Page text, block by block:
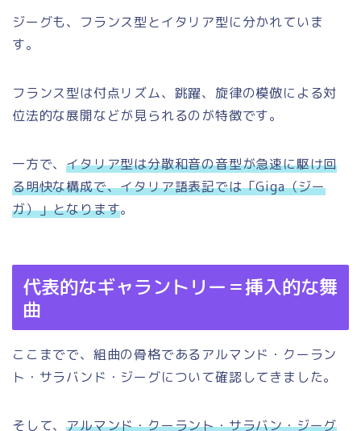
ジーグも、フランス型とイタリア型に分かれていま
す。
フランス型は付点リズム、跳躍、旋律の模倣による対
位法的な展開などが見られるのが特徴です。
一方で、イタリア型は分散和音の音型が急速に駆け回
る明快な構成で、イタリア語表記では「Giga（ジー
ガ）」となります。
代表的なギャラントリー＝挿入的な舞
曲
ここまでで、組曲の骨格であるアルマンド・クーラン
ト・サラバンド・ジーグについて確認してきました。
そして、アルマンド・クーラント・サラバン・ジーグ